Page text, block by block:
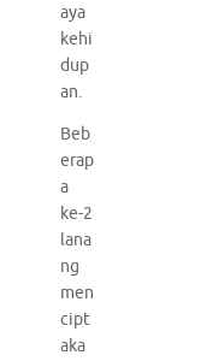
aya
kehi
dup
an.
Beb
erap
a
ke-2
lana
ng
men
cipt
aka